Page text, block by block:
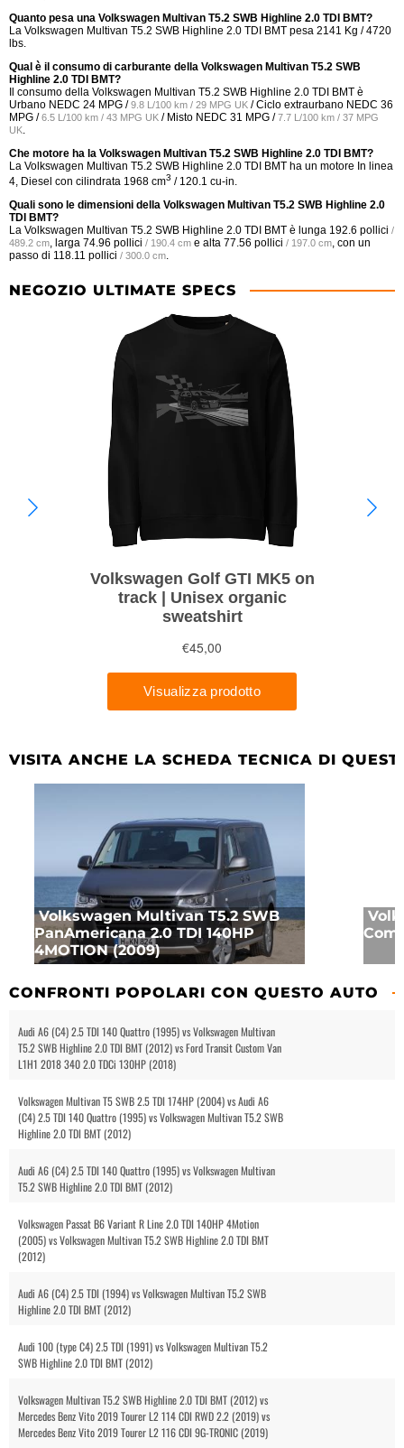
Quanto pesa una Volkswagen Multivan T5.2 SWB Highline 2.0 TDI BMT?
La Volkswagen Multivan T5.2 SWB Highline 2.0 TDI BMT pesa 2141 Kg / 4720
lbs.
Qual è il consumo di carburante della Volkswagen Multivan T5.2 SWB
Highline 2.0 TDI BMT?
Il consumo della Volkswagen Multivan T5.2 SWB Highline 2.0 TDI BMT è
Urbano NEDC 24 MPG /9.8 L/100 km / 29 MPG UK / Ciclo extraurbano NEDC 36
MPG /6.5 L/100 km / 43 MPG UK / Misto NEDC 31 MPG /7.7 L/100 km / 37 MPG
UK.
Che motore ha la Volkswagen Multivan T5.2 SWB Highline 2.0 TDI BMT?
La Volkswagen Multivan T5.2 SWB Highline 2.0 TDI BMT ha un motore In linea
4, Diesel con cilindrata 1968 cm3 / 120.1 cu-in.
Quali sono le dimensioni della Volkswagen Multivan T5.2 SWB Highline 2.0
TDI BMT?
La Volkswagen Multivan T5.2 SWB Highline 2.0 TDI BMT è lunga 192.6 pollici /
489.2 cm, larga 74.96 pollici / 190.4 cm e alta 77.56 pollici / 197.0 cm, con un
passo di 118.11 pollici / 300.0 cm.
NEGOZIO ULTIMATE SPECS
VISITA ANCHE LA SCHEDA TECNICA DI
Volkswagen Multivan T5.2 SWB
PanAmericana 2.0 TDI 140HP
4MOTION (2009)
CONFRONTI POPOLARI CON QUESTO AUTO
Audi A6 (C4) 2.5 TDI 140 Quattro (1995) vs Volkswagen Multivan
T5.2 SWB Highline 2.0 TDI BMT (2012) vs Ford Transit Custom Van
L1H1 2018 340 2.0 TDCi 130HP (2018)
Volkswagen Multivan T5 SWB 2.5 TDI 174HP (2004) vs Audi A6
(C4) 2.5 TDI 140 Quattro (1995) vs Volkswagen Multivan T5.2 SWB
Highline 2.0 TDI BMT (2012)
Audi A6 (C4) 2.5 TDI 140 Quattro (1995) vs Volkswagen Multivan
T5.2 SWB Highline 2.0 TDI BMT (2012)
Volkswagen Passat B6 Variant R Line 2.0 TDI 140HP 4Motion
(2005) vs Volkswagen Multivan T5.2 SWB Highline 2.0 TDI BMT
(2012)
Audi A6 (C4) 2.5 TDI (1994) vs Volkswagen Multivan T5.2 SWB
Highline 2.0 TDI BMT (2012)
Audi 100 (type C4) 2.5 TDI (1991) vs Volkswagen Multivan T5.2
SWB Highline 2.0 TDI BMT (2012)
Volkswagen Multivan T5.2 SWB Highline 2.0 TDI BMT (2012) vs
Mercedes Benz Vito 2019 Tourer L2 114 CDI RWD 2.2 (2019) vs
Mercedes Benz Vito 2019 Tourer L2 116 CDI 9G-TRONIC (2019)